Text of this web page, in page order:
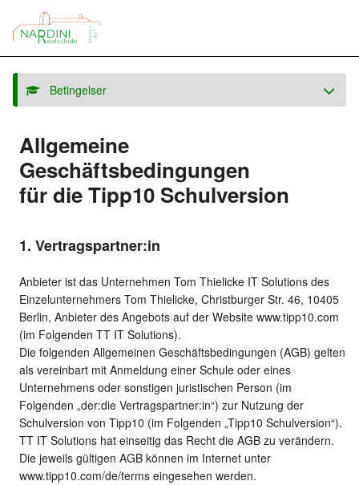
Betingelser
Allgemeine
Geschäftsbedingungen
für die Tipp10 Schulversion
1. Vertragspartner:in
Anbieter ist das Unternehmen Tom Thielicke IT Solutions des
Einzelunternehmers Tom Thielicke, Christburger Str. 46, 10405
Berlin, Anbieter des Angebots auf der Website www.tipp10.com
(im Folgenden TT IT Solutions).
Die folgenden Allgemeinen Geschäftsbedingungen (AGB) gelten
als vereinbart mit Anmeldung einer Schule oder eines
Unternehmens oder sonstigen juristischen Person (im
Folgenden „der:die Vertragspartner:in“) zur Nutzung der
Schulversion von Tipp10 (im Folgenden „Tipp10 Schulversion“).
TT IT Solutions hat einseitig das Recht die AGB zu verändern.
Die jeweils gültigen AGB können im Internet unter
www.tipp10.com/de/terms eingesehen werden.